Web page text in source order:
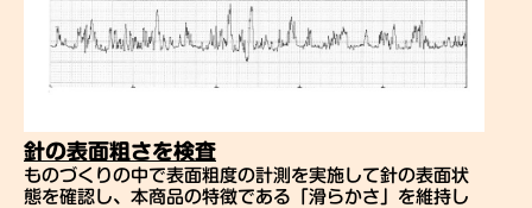
針の表面粗さを検査
ものづくりの中で表面粗度の計測を実施して針の表面状
態を確認し、本商品の特徴である「滑らかさ」を維持し